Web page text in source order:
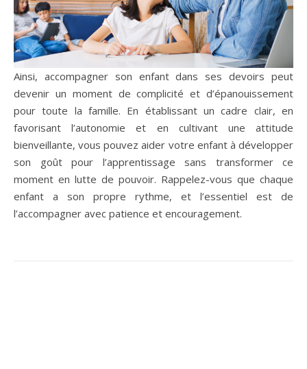
Ainsi, accompagner son enfant dans ses devoirs peut
devenir un moment de complicité et d’épanouissement
pour toute la famille. En établissant un cadre clair, en
favorisant l’autonomie et en cultivant une attitude
bienveillante, vous pouvez aider votre enfant à développer
son goût pour l’apprentissage sans transformer ce
moment en lutte de pouvoir. Rappelez-vous que chaque
enfant a son propre rythme, et l’essentiel est de
l’accompagner avec patience et encouragement.